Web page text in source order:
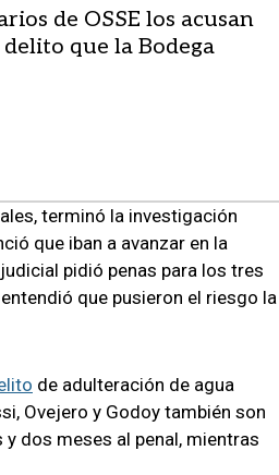
de OSSE los acusan
que la Bodega
terminó la investigación
que iban a avanzar en la
pidió penas para los tres
entendió que pusieron el riesgo la
de adulteración de agua
Ovejero y Godoy también son
dos meses al penal, mientras